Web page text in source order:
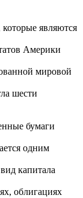
являются
Америки
мировой
шести
бумаги
одним
капитала
облигациях